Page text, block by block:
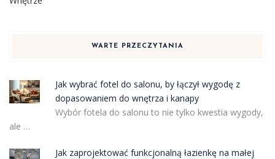
WARTE PRZECZYTANIA
Jak wybrać fotel do salonu, by łączył wygodę z
dopasowaniem do wnętrza i kanapy
Wybór fotela do salonu to nie tylko kwestia wygody,
ale …
Jak zaprojektować funkcjonalną łazienkę na małej